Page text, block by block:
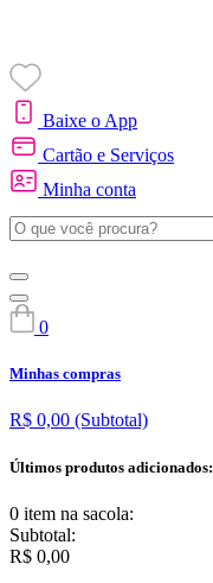
Baixe o App
Cartão e Serviços
Minha conta
0
Minhas compras
R$ 0,00 (Subtotal)
Últimos produtos adicionados:
0 item na sacola:
Subtotal:
R$ 0,00